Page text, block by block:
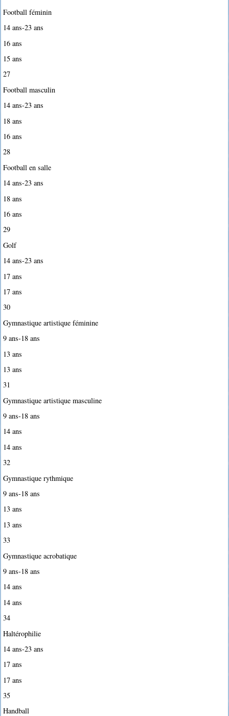
Football féminin
14 ans-23 ans
16 ans
15 ans
27
Football masculin
14 ans-23 ans
18 ans
16 ans
28
Football en salle
14 ans-23 ans
18 ans
16 ans
29
Golf
14 ans-23 ans
17 ans
17 ans
30
Gymnastique artistique féminine
9 ans-18 ans
13 ans
13 ans
31
Gymnastique artistique masculine
9 ans-18 ans
14 ans
14 ans
32
Gymnastique rythmique
9 ans-18 ans
13 ans
13 ans
33
Gymnastique acrobatique
9 ans-18 ans
14 ans
14 ans
34
Haltérophilie
14 ans-23 ans
17 ans
17 ans
35
Handball